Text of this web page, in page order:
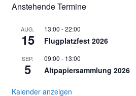
Anstehende Termine
AUG.
15
13:00 -22:00
Flugplatzfest 2026
SEP.
5
09:00 - 13:00
Altpapiersammlung 2026
Kalender anzeigen